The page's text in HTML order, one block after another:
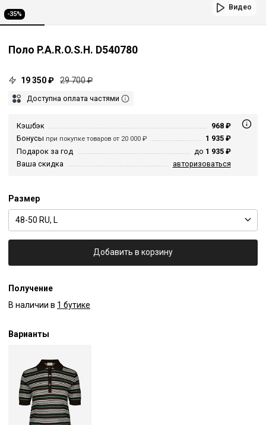
-35%
Видео
Поло P.A.R.O.S.H. D540780
19 350 ₽ 29 700 ₽
Доступна оплата частями
Кэшбэк
968 ₽
Бонусы при покупке товаров от 20 000 ₽
1 935 ₽
Подарок за год
до 1 935 ₽
Ваша скидка
авторизоваться
Размер
48-50 RU, L
Добавить в корзину
Получение
В наличии в 1 бутике
Варианты